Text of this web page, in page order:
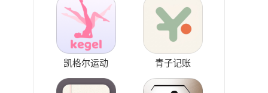
凯格尔运动 青子记账